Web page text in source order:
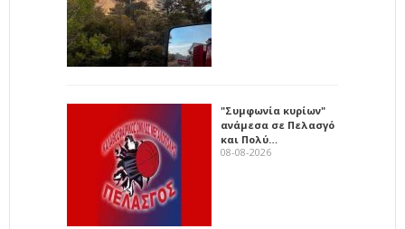
"Συμφωνία κυρίων"
ανάμεσα σε Πελασγό
και Πολύ…
08-08-2026